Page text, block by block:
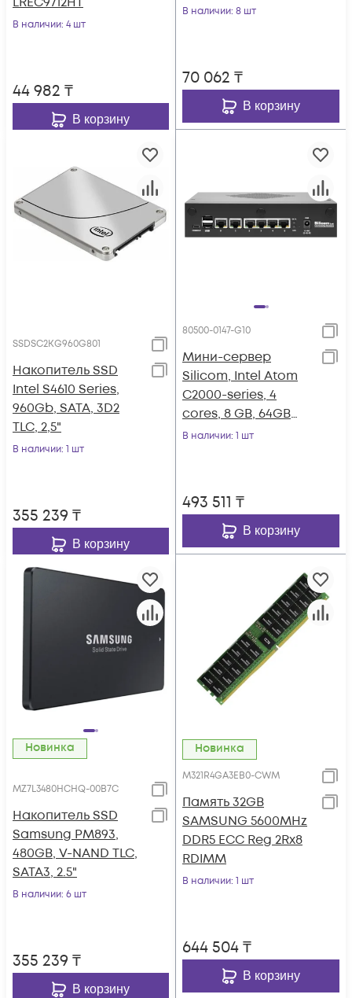
В наличии: 4 шт
44 982 ₸
В корзину
LREC9802BF-2SFP+
В наличии: 8 шт
70 062 ₸
В корзину
SSDSC2KG960G801
Накопитель SSD
Intel S4610 Series,
960Gb, SATA, 3D2
TLC, 2,5"
В наличии: 1 шт
355 239 ₸
В корзину
80500-0147-G10
Мини-cервер
Silicom, Intel Atom
C2000-series, 4
cores, 8 GB, 64GB
eMMC
В наличии: 1 шт
493 511 ₸
В корзину
Новинка
MZ7L3480HCHQ-00B7C
Накопитель SSD
Samsung PM893,
480GB, V-NAND TLC,
SATA3, 2.5"
В наличии: 6 шт
355 239 ₸
В корзину
Новинка
M321R4GA3EB0-CWM
Память 32GB
SAMSUNG 5600MHz
DDR5 ECC Reg 2Rx8
RDIMM
В наличии: 1 шт
644 504₸
В корзину